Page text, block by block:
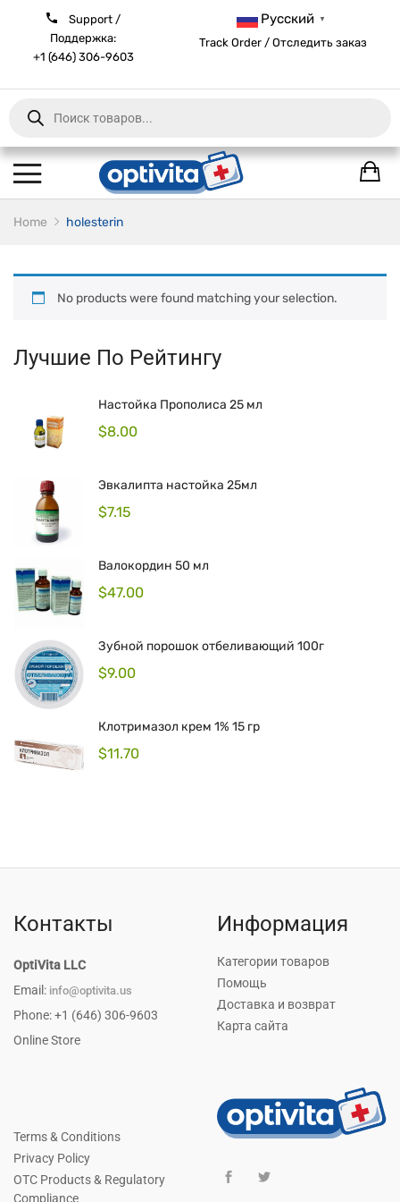
Support /
Поддержка:
+1 (646) 306-9603
Русский ▼
Track Order / Отследить заказ
Products
search
Home holesterin
No products were found matching your selection.
Лучшие По Рейтингу
Настойка Прополиса 25 мл
$8.00
Эвкалипта настойка 25мл
$7.15
Валокордин 50 мл
$47.00
Зубной порошок отбеливающий 100г
$9.00
Клотримазол крем 1% 15 гр
$11.70
Контакты
OptiVita LLC
Email: info@optivita.us
Phone: +1 (646) 306-9603
Online Store
Информация
Категории товаров
Помощь
Доставка и возврат
Карта сайта
Terms & Conditions
Privacy Policy
OTC Products & Regulatory
Compliance